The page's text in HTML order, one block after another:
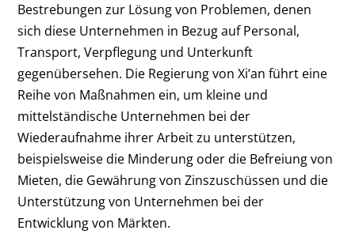
Bestrebungen zur Lösung von Problemen, denen
sich diese Unternehmen in Bezug auf Personal,
Transport, Verpflegung und Unterkunft
gegenübersehen. Die Regierung von Xi’an führt eine
Reihe von Maßnahmen ein, um kleine und
mittelständische Unternehmen bei der
Wiederaufnahme ihrer Arbeit zu unterstützen,
beispielsweise die Minderung oder die Befreiung von
Mieten, die Gewährung von Zinszuschüssen und die
Unterstützung von Unternehmen bei der
Entwicklung von Märkten.